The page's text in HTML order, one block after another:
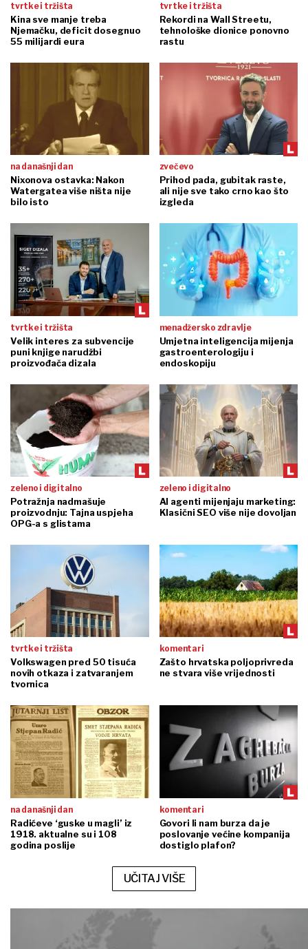
tvrtke i tržišta
Kina sve manje treba
Njemačku, deficit dosegnuo
55 milijardi eura
tvrtke i tržišta
Rekordi na Wall Streetu,
tehnološke dionice ponovno
rastu
na današnji dan
Nixonova ostavka: Nakon
Watergatea više ništa nije
bilo isto
zvečevo
Prihod pada, gubitak raste,
ali nije sve tako crno kao što
izgleda
tvrtke i tržišta
Velik interes za subvencije
puni knjige narudžbi
proizvođača dizala
menadžersko zdravlje
Umjetna inteligencija mijenja
gastroenterologiju i
endoskopiju
zeleno i digitalno
Potražnja nadmašuje
proizvodnju: Tajna uspjeha
OPG-a s glistama
zeleno i digitalno
AI agenti mijenjaju marketing:
Klasični SEO više nije dovoljan
tvrtke i tržišta
Volkswagen pred 50 tisuća
novih otkaza i zatvaranjem
tvornica
komentari
Zašto hrvatska poljoprivreda
ne stvara više vrijednosti
na današnji dan
Radićeve ‘guske u magli’ iz
1918. aktualne su i 108
godina poslije
komentari
Govori li nam burza da je
poslovanje većine kompanija
dostiglo plafon?
UČITAJ VIŠE